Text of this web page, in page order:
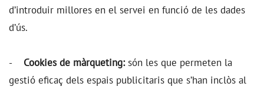
d’introduir millores en el servei en funció de les dades
d’ús.
- Cookies de màrqueting:són les que permeten la
gestió eficaç dels espais publicitaris que s’han inclòs al